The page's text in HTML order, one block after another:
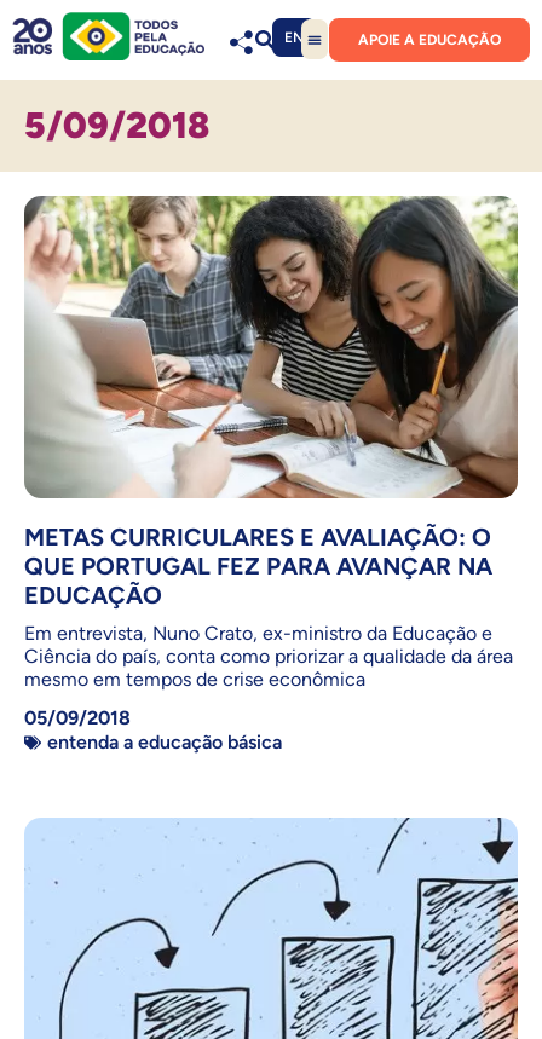
EN APOIE A EDUCAÇÃO
5/09/2018
METAS CURRICULARES E AVALIAÇÃO: O
QUE PORTUGAL FEZ PARA AVANÇAR NA
EDUCAÇÃO
Em entrevista, Nuno Crato, ex-ministro da Educação e
Ciência do país, conta como priorizar a qualidade da área
mesmo em tempos de crise econômica
05/09/2018
entenda a educação básica